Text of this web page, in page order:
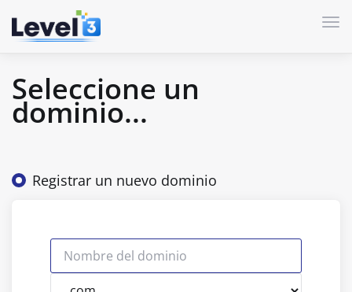
Seleccione un
dominio...
Registrar un nuevo dominio